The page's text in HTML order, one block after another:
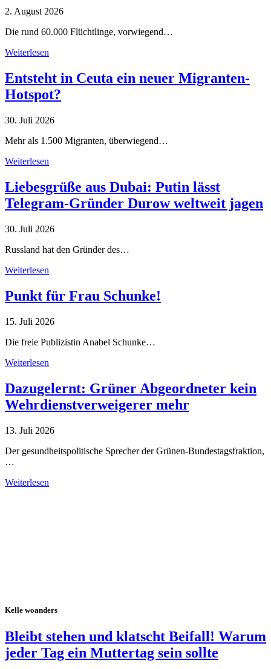
2. August 2026
Die rund 60.000 Flüchtlinge, vorwiegend…
Weiterlesen
Entsteht in Ceuta ein neuer Migranten-
Hotspot?
30. Juli 2026
Mehr als 1.500 Migranten, überwiegend…
Weiterlesen
Liebesgrüße aus Dubai: Putin lässt
Telegram-Gründer Durow weltweit jagen
30. Juli 2026
Russland hat den Gründer des…
Weiterlesen
Punkt für Frau Schunke!
15. Juli 2026
Die freie Publizistin Anabel Schunke…
Weiterlesen
Dazugelernt: Grüner Abgeordneter kein
Wehrdienstverweigerer mehr
13. Juli 2026
Der gesundheitspolitische Sprecher der Grünen-Bundestagsfraktion,
…
Weiterlesen
Kelle woanders
Bleibt stehen und klatscht Beifall! Warum
jeder Tag ein Muttertag sein sollte